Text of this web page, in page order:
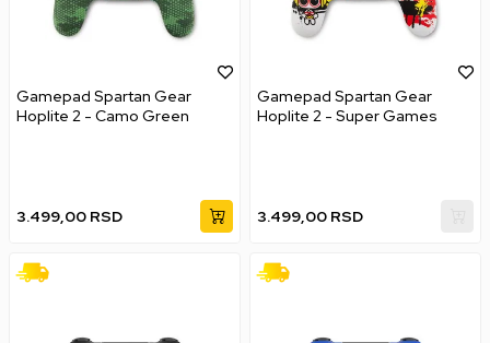
Gamepad Spartan Gear
Hoplite 2 - Camo Green
3.499,00 RSD
Gamepad Spartan Gear
Hoplite 2 - Super Games
3.499,00 RSD